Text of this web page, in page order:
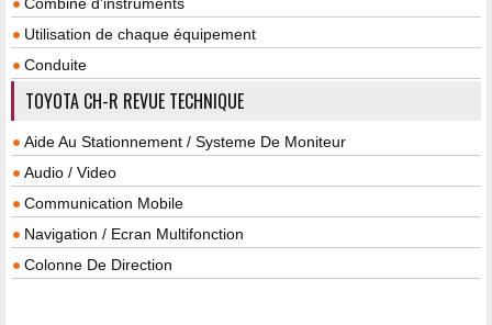
Utilisation de chaque équipement
Conduite
TOYOTA CH-R REVUE TECHNIQUE
Aide Au Stationnement / Systeme De Moniteur
Audio / Video
Communication Mobile
Navigation / Ecran Multifonction
Colonne De Direction